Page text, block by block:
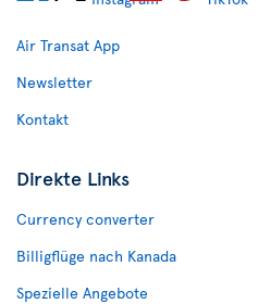
Air Transat App
Newsletter
Kontakt
Direkte Links
Currency converter
Billigflüge nach Kanada
Spezielle Angebote